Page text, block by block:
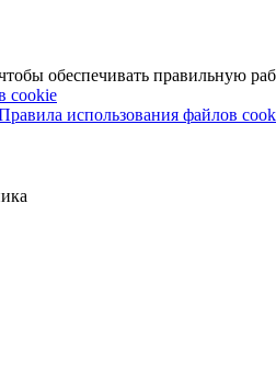
обеспечивать правильную
cookie
использования файлов